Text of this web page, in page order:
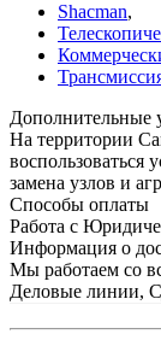
Shacman,
Дополнительные
На территории
воспользоваться
замена узлов и
Способы оплаты
Работа с
Информация о
Мы работаем со
Деловые линии,